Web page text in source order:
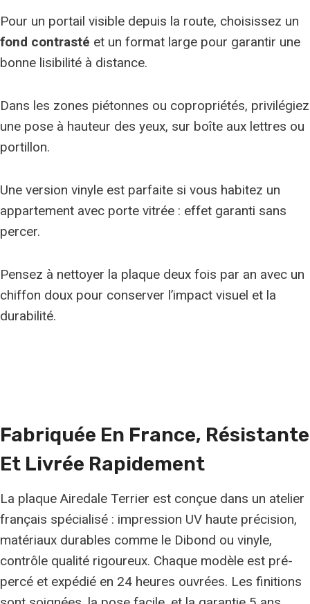
Pour un portail visible depuis la route, choisissez un
fond contrasté et un format large pour garantir une
bonne lisibilité à distance.
Dans les zones piétonnes ou copropriétés, privilégiez
une pose à hauteur des yeux, sur boîte aux lettres ou
portillon.
Une version vinyle est parfaite si vous habitez un
appartement avec porte vitrée : effet garanti sans
percer.
Pensez à nettoyer la plaque deux fois par an avec un
chiffon doux pour conserver l’impact visuel et la
durabilité.
Fabriquée En France, Résistante
Et Livrée Rapidement
La plaque Airedale Terrier est conçue dans un atelier
français spécialisé : impression UV haute précision,
matériaux durables comme le Dibond ou vinyle,
contrôle qualité rigoureux. Chaque modèle est pré-
percé et expédié en 24 heures ouvrées. Les finitions